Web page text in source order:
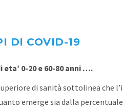
DI COVID-19
0-20 e 60-80 anni ….
di sanità sottolinea che
emerge sia dalla